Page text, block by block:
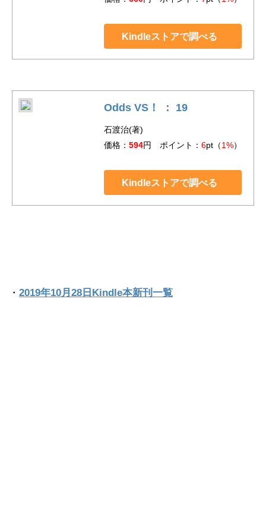
Kindleストアで調べる
Odds VS！ ： 19
石渡治(著)
価格： 594円 ポイント： 6pt（1%）
Kindleストアで調べる
・ 2019年10月28日Kindle本新刊一覧